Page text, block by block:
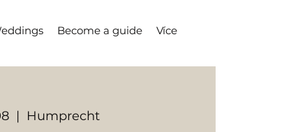
Become a guide Více
  |
Humprecht